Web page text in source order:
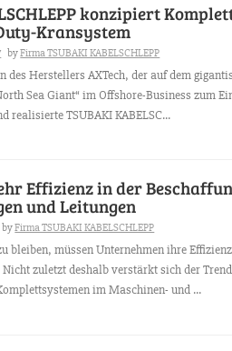
konzipiert
Kransystem
byFirma TSUBAKI KABELSCHLEPP
des Herstellers AXTech, der auf dem
Sea Giant“ im Offshore-Business zum
realisierte TSUBAKI KABELSC...
Effizienz in der
und Leitungen
byFirma TSUBAKI KABELSCHLEPP
bleiben, müssen Unternehmen ihre Effizienz
zuletzt deshalb verstärkt sich der
im Maschinen- und ...